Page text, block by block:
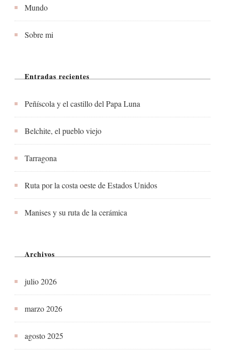
Mundo
Sobre mi
Entradas recientes
Peñíscola y el castillo del Papa Luna
Belchite, el pueblo viejo
Tarragona
Ruta por la costa oeste de Estados Unidos
Manises y su ruta de la cerámica
Archivos
julio 2026
marzo 2026
agosto 2025